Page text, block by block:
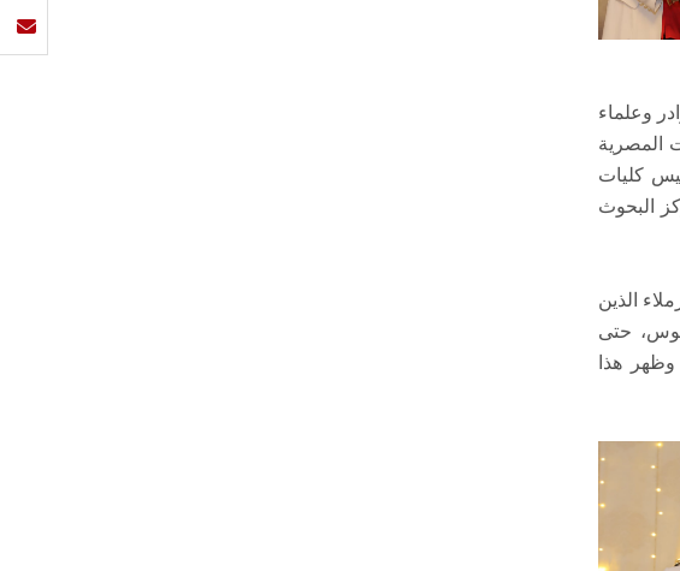
أنشئ عام 1942 وتميز بوجود كوادر وعلماء
المصرية
كليات
البحوث
الذين
حتى
وظهر هذا